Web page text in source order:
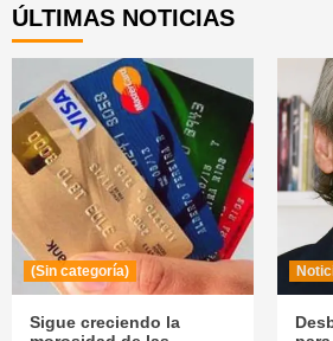
ÚLTIMAS NOTICIAS
(Sin categoría)
Sigue creciendo la